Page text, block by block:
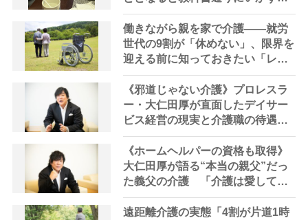
ため息「感情と理性の狭間で右往
左往する現実」
働きながら親を家で介護――就労
世代の9割が「休めない」、限界を
迎える前に知っておきたい「レス
パイトケア」の選択肢
《邪道じゃない介護》プロレスラ
ー・大仁田厚が直面したデイサー
ビス経営の現実と介護職の待遇改
善の必要性 「介護職の人たち
が“自分も心豊かになれる”って思
えるような環境を作らないとダ
メ」
《ホームヘルパーの資格も取得》
大仁田厚が語る“本当の親父”だっ
た義父の介護 「介護は愛して育
ててくれた恩返しの気持ちがない
と続かない」電流爆破などプロレ
遠距離介護の実態「4割が片道1時